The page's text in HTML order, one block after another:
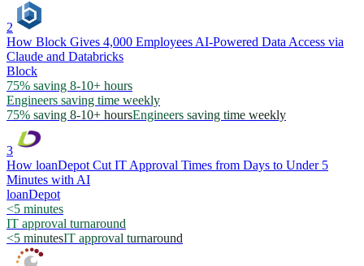
2
How Block Gives 4,000 Employees AI-Powered Data Access via
Claude and Databricks
Block
75% saving 8-10+ hours
Engineers saving time weekly
75% saving 8-10+ hoursEngineers saving time weekly
3
How loanDepot Cut IT Approval Times from Days to Under 5
Minutes with AI
loanDepot
<5 minutes
IT approval turnaround
<5 minutesIT approval turnaround